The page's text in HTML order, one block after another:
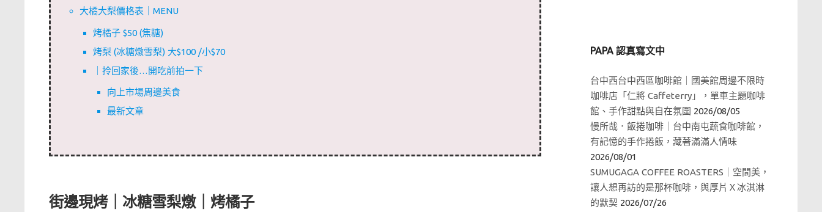
大橘大梨價格表｜MENU
烤橘子 $50 (焦糖)
烤梨 (冰糖燉雪梨) 大$100 /小$70
｜拎回家後…開吃前拍一下
向上市場周邊美食
最新文章
街邊現烤｜冰糖雪梨燉｜烤橘子
PAPA 認真寫文中
台中西台中西區咖啡館｜國美館周邊不限時
咖啡店「仁將 Caffeterry」，單車主題咖啡
館、手作甜點與自在氛圍 2026/08/05
慢所哉．飯捲咖啡｜台中南屯蔬食咖啡館，
有記憶的手作捲飯，藏著滿滿人情味
2026/08/01
SUMUGAGA COFFEE ROASTERS｜空間美，
讓人想再訪的是那杯咖啡，與厚片Ｘ冰淇淋
的默契 2026/07/26